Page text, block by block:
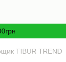
TIBUR TREND